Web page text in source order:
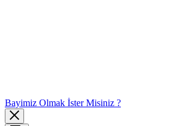
Bayimiz Olmak İster Misiniz ?